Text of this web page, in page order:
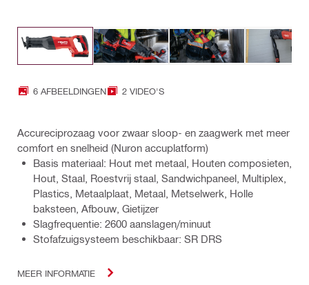
6 AFBEELDINGEN 2 VIDEO'S
Accureciprozaag voor zwaar sloop- en zaagwerk met meer
comfort en snelheid (Nuron accuplatform)
Basis materiaal: Hout met metaal, Houten composieten,
Hout, Staal, Roestvrij staal, Sandwichpaneel, Multiplex,
Plastics, Metaalplaat, Metaal, Metselwerk, Holle
baksteen, Afbouw, Gietijzer
Slagfrequentie: 2600 aanslagen/minuut
Stofafzuigsysteem beschikbaar: SR DRS
MEER INFORMATIE